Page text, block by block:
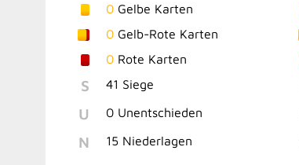
0 Gelbe Karten
0 Gelb-Rote Karten
0 Rote Karten
S 41 Siege
U 0 Unentschieden
N 15 Niederlagen